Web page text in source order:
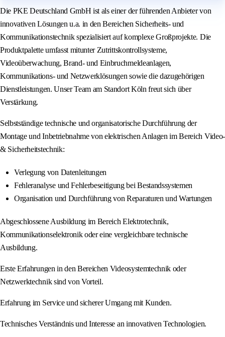
Die PKE Deutschland GmbH ist als einer der führenden Anbieter von
innovativen Lösungen u.a. in den Bereichen Sicherheits- und
Kommunikationstechnik spezialisiert auf komplexe Großprojekte. Die
Produktpalette umfasst mitunter Zutrittskontrollsysteme,
Videoüberwachung, Brand- und Einbruchmeldeanlagen,
Kommunikations- und Netzwerklösungen sowie die dazugehörigen
Dienstleistungen. Unser Team am Standort Köln freut sich über
Verstärkung.
Selbstständige technische und organisatorische Durchführung der
Montage und Inbetriebnahme von elektrischen Anlagen im Bereich Video-
& Sicherheitstechnik:
Verlegung von Datenleitungen
Fehleranalyse und Fehlerbeseitigung bei Bestandssystemen
Organisation und Durchführung von Reparaturen und Wartungen
Abgeschlossene Ausbildung im Bereich Elektrotechnik,
Kommunikationselektronik oder eine vergleichbare technische
Ausbildung.
Erste Erfahrungen in den Bereichen Videosystemtechnik oder
Netzwerktechnik sind von Vorteil.
Erfahrung im Service und sicherer Umgang mit Kunden.
Technisches Verständnis und Interesse an innovativen Technologien.